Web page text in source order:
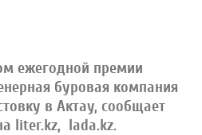
ежегодной премии
буровая компания
в Актау, сообщает
liter.kz, lada.kz.